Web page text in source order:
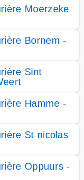
Moerzeke
Bornem -
Sint
Hamme -
St nicolas
Oppuurs -